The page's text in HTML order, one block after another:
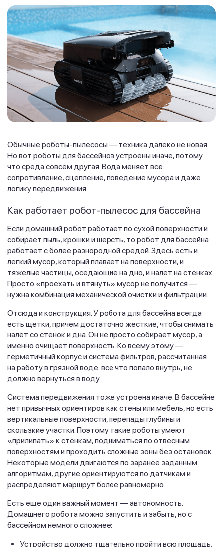
Обычные роботы-пылесосы — техника далеко не новая.
Но вот роботы для бассейнов устроены иначе, потому
что среда совсем другая. Вода меняет всё:
сопротивление, сцепление, поведение мусора и даже
логику передвижения.
Как работает робот-пылесос для бассейна
Если домашний робот работает по сухой поверхности и
собирает пыль, крошки и шерсть, то робот для бассейна
работает с более разнородной средой. Здесь есть и
легкий мусор, который плавает на поверхности, и
тяжелые частицы, оседающие на дно, и налет на стенках.
Просто «проехать и втянуть» мусор не получится —
нужна комбинация механической очистки и фильтрации.
Отсюда и конструкция. У робота для бассейна всегда
есть щетки, причем достаточно жесткие, чтобы снимать
налет со стенок и дна. Он не просто собирает мусор, а
именно очищает поверхность. Ко всему этому —
герметичный корпус и система фильтров, рассчитанная
на работу в грязной воде: все что попало внутрь, не
должно вернуться в воду.
Система передвижения тоже устроена иначе. В бассейне
нет привычных ориентиров как стены или мебель, но есть
вертикальные поверхности, перепады глубины и
скользкие участки. Поэтому такие роботы умеют
«прилипать» к стенкам, подниматься по отвесным
поверхностям и проходить сложные зоны без остановок.
Некоторые модели двигаются по заранее заданным
алгоритмам, другие ориентируются по датчикам и
распределяют маршрут более равномерно.
Есть еще один важный момент — автономность.
Домашнего робота можно запустить и забыть, но с
бассейном немного сложнее:
Устройство должно тщательно пройти всю площадь,